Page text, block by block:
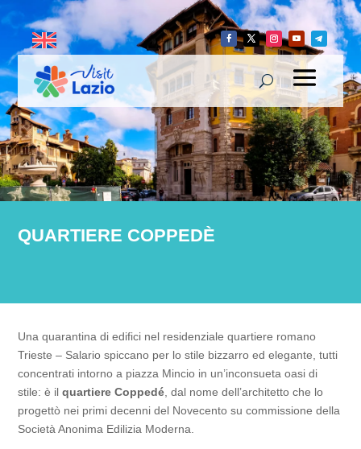
QUARTIERE COPPEDÈ
Una quarantina di edifici nel residenziale quartiere romano
Trieste – Salario spiccano per lo stile bizzarro ed elegante, tutti
concentrati intorno a piazza Mincio in un’inconsueta oasi di
stile: è ilquartiere Coppedé , dal nome dell’architetto che lo
progettò nei primi decenni del Novecento su commissione della
Società Anonima Edilizia Moderna.